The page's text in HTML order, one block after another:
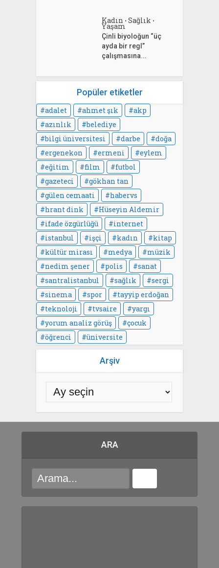
Kadın • Sağlık •
Yaşam
Çinli biyoloğun “üç
ayda bir regl”
çalışmasına...
Popüler etiketler
adalet ahmet şık
akp
azınlık
belediye
bilgi üniversitesi
darbe
doğa
ergenekon
ermeni
eylem
eğitim
film
futbol
gazeteci
gökhan tan
gülen cemaati
habervs
hrant dink
Hüseyin Aldemir
ifade özgürlüğü
internet
istanbul
işçi kadın
kitap
kültür mirası
medya
müzik
nedim şener
polis
sanat
santralistanbul
sağlık
sergi
sinema
spor
tayyip erdoğan
teknoloji
tvsaire
yargı
yorum analiz görüş
çocuk
öğrenci
üniversite
Arşiv
ARA